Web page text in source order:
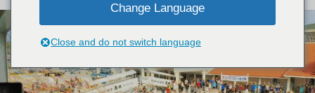
Change Language
Close and do not switch language